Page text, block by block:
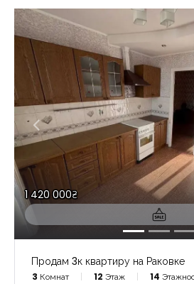
1 420 000₴
Продам 3к квартиру на Раковке
3 Комнат 12 Этаж 14